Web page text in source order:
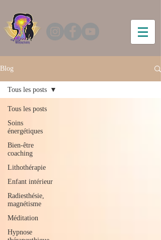
Blog
Tous les posts
Soins
énergétiques
Bien-être
coaching
Lithothérapie
Enfant intérieur
Radiesthésie,
magnétisme
Méditation
Hypnose
Tous les posts